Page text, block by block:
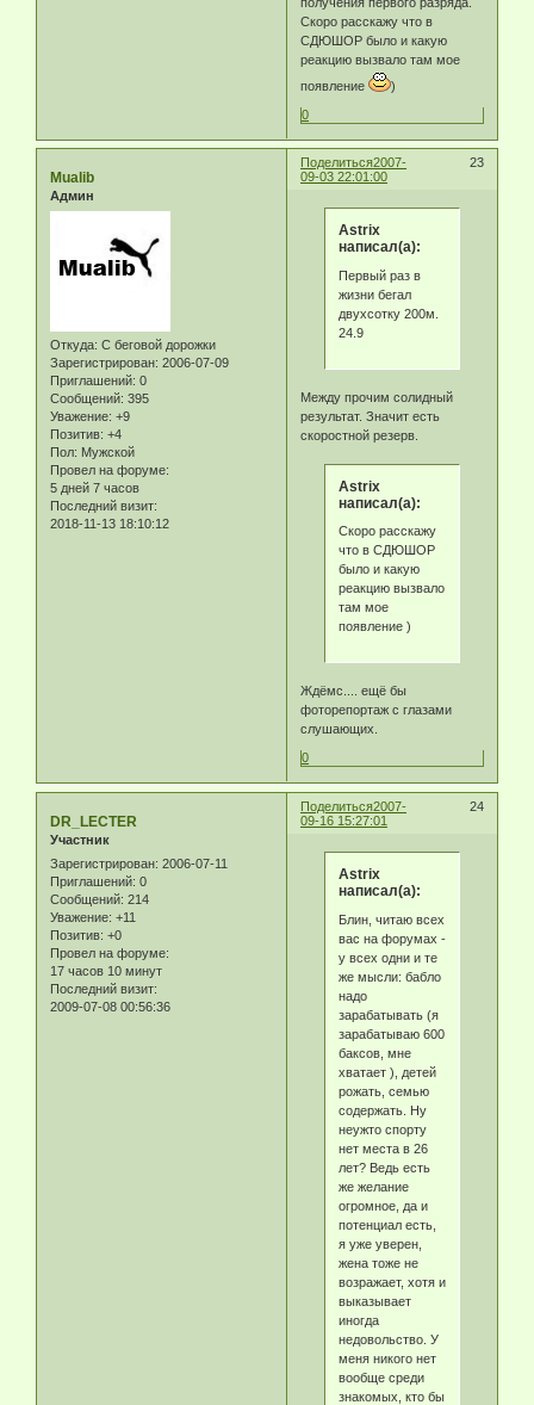
Скоро расскажу что в
СДЮШОР было и какую
реакцию вызвало там мое
появление
)
0
Поделиться 23
2007-
09-03 22:01:00
Mualib
Админ
Откуда: С беговой дорожки
Зарегистрирован: 2006-07-09
Приглашений: 0
Сообщений: 395
Уважение: +9
Позитив: +4
Пол: Мужской
Провел на форуме:
5 дней 7 часов
Последний визит:
2018-11-13 18:10:12
Astrix
написал(а):
Первый раз в
жизни бегал
двухсотку 200м.
24.9
Между прочим солидный
результат. Значит есть
скоростной резерв.
Astrix
написал(а):
Скоро расскажу
что в СДЮШОР
было и какую
реакцию вызвало
там мое
появление )
Ждёмс.... ещё бы
фоторепортаж с глазами
слушающих.
0
Поделиться 24
2007-
09-16 15:27:01
DR_LECTER
Участник
Зарегистрирован: 2006-07-11
Приглашений: 0
Сообщений: 214
Уважение: +11
Позитив: +0
Провел на форуме:
17 часов 10 минут
Последний визит:
2009-07-08 00:56:36
Astrix
написал(а):
Блин, читаю всех
вас на форумах -
у всех одни и те
же мысли: бабло
надо
зарабатывать (я
зарабатываю 600
баксов, мне
хватает ), детей
рожать, семью
содержать. Ну
неужто спорту
нет места в 26
лет? Ведь есть
же желание
огромное, да и
потенциал есть,
я уже уверен,
жена тоже не
возражает, хотя и
выказывает
иногда
недовольство. У
меня никого нет
вообще среди
знакомых, кто бы